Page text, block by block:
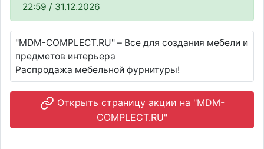
22:59 / 31.12.2026
"MDM-COMPLECT.RU" – Все для создания мебели и
предметов интерьера
Распродажа мебельной фурнитуры!
Открыть страницу акции на "MDM-
COMPLECT.RU"